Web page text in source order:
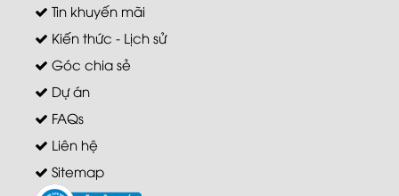
Tin khuyến mãi
Kiến thức - Lịch sử
Góc chia sẻ
Dự án
FAQs
Liên hệ
Sitemap